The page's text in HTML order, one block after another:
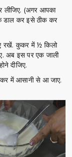
लीजिए. (अगर आपका
डाल कर इसे ठीक कर
रखें. कुकर में ½ किलो
अब इस पर एक जाली
दीजिए.
में आसानी से आ जाए.